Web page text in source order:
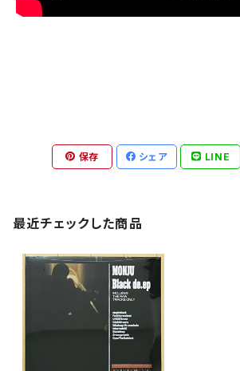
保存 シェア LINE
最近チェックした商品